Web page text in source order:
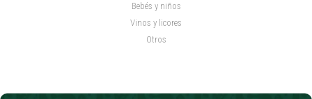
Bebés y niños
Vinos y licores
Otros